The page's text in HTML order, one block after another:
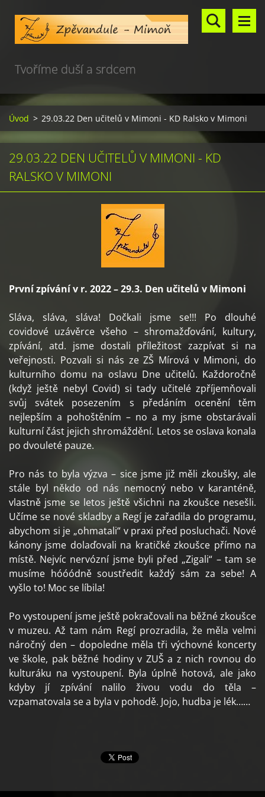
Tvoříme duší a srdcem
Úvod > 29.03.22 Den učitelů v Mimoni - KD Ralsko v Mimoni
29.03.22 DEN UČITELŮ V MIMONI - KD
RALSKO V MIMONI
První zpívání v r. 2022 – 29.3. Den učitelů v Mimoni
Sláva, sláva, sláva! Dočkali jsme se!!! Po dlouhé
covidové uzávěrce všeho – shromažďování, kultury,
zpívání, atd. jsme dostali příležitost zazpívat si na
veřejnosti. Pozvali si nás ze ZŠ Mírová v Mimoni, do
kulturního domu na oslavu Dne učitelů. Každoročně
(když ještě nebyl Covid) si tady učitelé zpříjemňovali
svůj svátek posezením s předáním ocenění těm
nejlepším a pohoštěním – no a my jsme obstarávali
kulturní část jejich shromáždění. Letos se oslava konala
po dvouleté pauze.
Pro nás to byla výzva – sice jsme již měli zkoušky, ale
stále byl někdo od nás nemocný nebo v karanténě,
vlastně jsme se letos ještě všichni na zkoušce nesešli.
Učíme se nové skladby a Regí je zařadila do programu,
abychom si je „ohmatali“ v praxi před posluchači. Nové
kánony jsme dolaďovali na kratičké zkoušce přímo na
místě. Nejvíc nervózní jsme byli před „Zigali“ – tam se
musíme hóóódně soustředit každý sám za sebe! A
vyšlo to! Moc se líbila!
Po vystoupení jsme ještě pokračovali na běžné zkoušce
v muzeu. Až tam nám Regí prozradila, že měla velmi
náročný den – dopoledne měla tři výchovné koncerty
ve škole, pak běžné hodiny v ZUŠ a z nich rovnou do
kulturáku na vystoupení. Byla úplně hotová, ale jako
kdyby jí zpívání nalilo živou vodu do těla –
vzpamatovala se a byla v pohodě. Jojo, hudba je lék……